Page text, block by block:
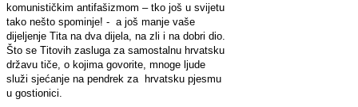
komunističkim antifašizmom – tko još u svijetu
tako nešto spominje! - a još manje vaše
dijeljenje Tita na dva dijela, na zli i na dobri dio.
Što se Titovih zasluga za samostalnu hrvatsku
državu tiče, o kojima govorite, mnoge ljude
služi sjećanje na pendrek za hrvatsku pjesmu
u gostionici.